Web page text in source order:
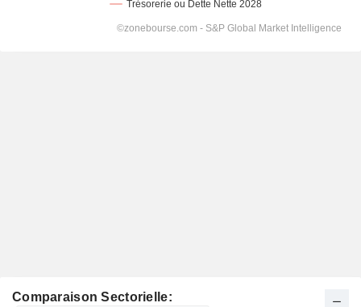
Comparaison Sectorielle: